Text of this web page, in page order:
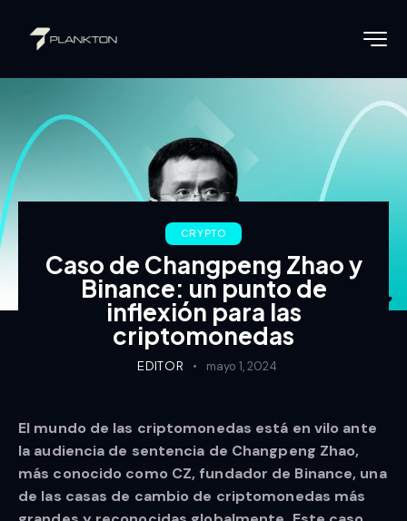
CRYPTO
Caso de Changpeng Zhao y
Binance: un punto de
inflexión para las
criptomonedas
EDITOR mayo 1, 2024
El mundo de las criptomonedas está en vilo ante
la audiencia de sentencia de Changpeng Zhao,
más conocido como CZ, fundador de Binance, una
de las casas de cambio de criptomonedas más